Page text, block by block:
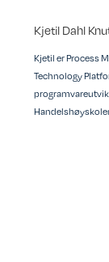
Kjetil Dahl
Kjetil er Process
Technology